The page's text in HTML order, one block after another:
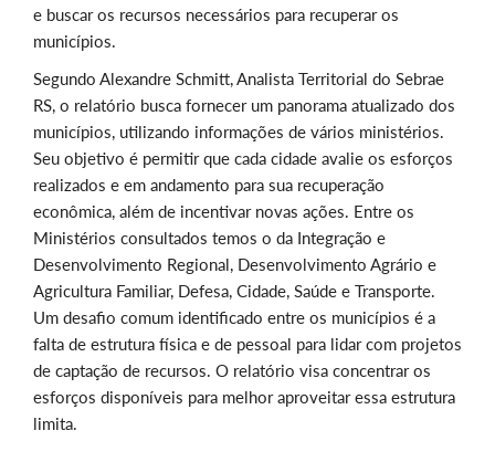
e buscar os recursos necessários para recuperar os
municípios.
Segundo Alexandre Schmitt, Analista Territorial do Sebrae
RS, o relatório busca fornecer um panorama atualizado dos
municípios, utilizando informações de vários ministérios.
Seu objetivo é permitir que cada cidade avalie os esforços
realizados e em andamento para sua recuperação
econômica, além de incentivar novas ações. Entre os
Ministérios consultados temos o da Integração e
Desenvolvimento Regional, Desenvolvimento Agrário e
Agricultura Familiar, Defesa, Cidade, Saúde e Transporte.
Um desafio comum identificado entre os municípios é a
falta de estrutura física e de pessoal para lidar com projetos
de captação de recursos. O relatório visa concentrar os
esforços disponíveis para melhor aproveitar essa estrutura
limita.